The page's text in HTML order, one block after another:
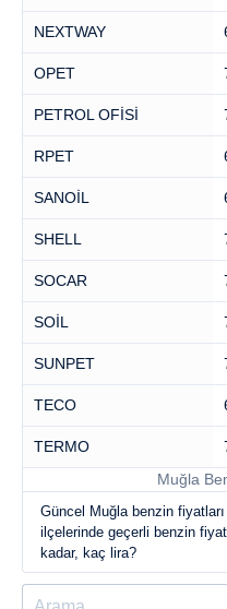
NEXTWAY
OPET
PETROL OFİSİ
RPET
SANOİL
SHELL
SOCAR
SOİL
SUNPET
TECO
TERMO
Muğla
Güncel Muğla benzin
ilçelerinde geçerli benzin
kadar, kaç lira?